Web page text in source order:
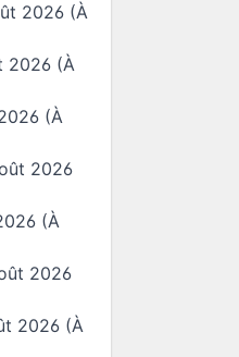
2026 (À
2026 (À
(À
2026
(À
2026
2026 (À